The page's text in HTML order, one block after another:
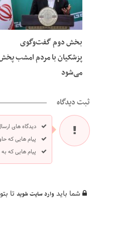
بخش دوم گفت‌وگوی
پزشکیان با مردم امشب
می‌شود
ثبت دیدگاه
دیدگاه های
پیام هایی که
پیام هایی که
شما باید وارد سایت شوید تا